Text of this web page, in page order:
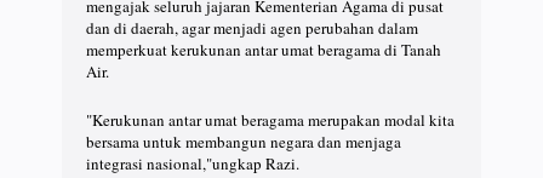
mengajak seluruh jajaran Kementerian Agama di pusat
dan di daerah, agar menjadi agen perubahan dalam
memperkuat kerukunan antar umat beragama di Tanah
Air.
"Kerukunan antar umat beragama merupakan modal kita
bersama untuk membangun negara dan menjaga
integrasi nasional,"ungkap Razi.